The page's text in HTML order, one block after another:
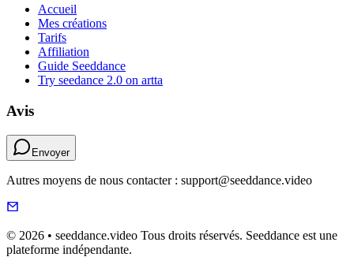
Accueil
Mes créations
Tarifs
Affiliation
Guide Seeddance
Try seedance 2.0 on artta
Avis
Envoyer
Autres moyens de nous contacter : support@seeddance.video
© 2026 • seeddance.video Tous droits réservés. Seeddance est une
plateforme indépendante.